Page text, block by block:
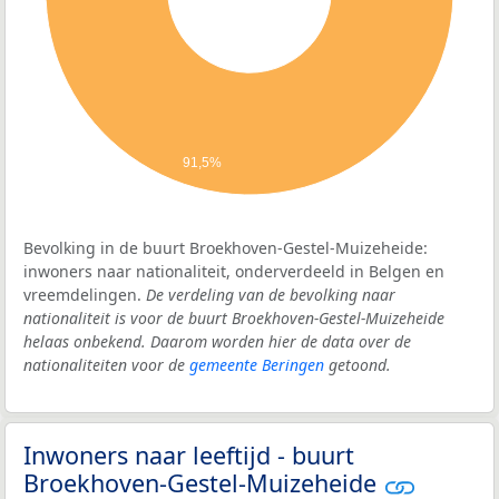
91,5%
Bevolking in de buurt Broekhoven-Gestel-Muizeheide:
inwoners naar nationaliteit, onderverdeeld in Belgen en
vreemdelingen. De verdeling van de bevolking naar
nationaliteit is voor de buurt Broekhoven-Gestel-Muizeheide
helaas onbekend. Daarom worden hier de data over de
nationaliteiten voor de gemeente Beringen getoond.
Inwoners naar leeftijd - buurt
Broekhoven-Gestel-Muizeheide